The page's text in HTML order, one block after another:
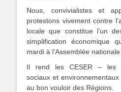
Nous, convivialistes et
protestons vivement contre
locale que constitue l’un
simplification économique
mardi à l’Assemblée
Il rend les CESER – les
sociaux et
au bon vouloir des Régions.